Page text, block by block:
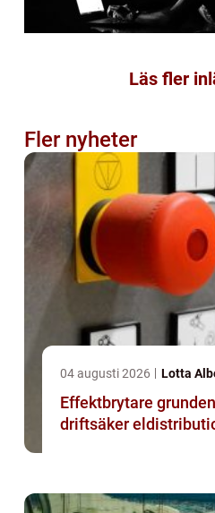
Läs fler
Fler nyheter
04 augusti 2026 Lotta
Effektbrytare grunden för säker och
driftsäker